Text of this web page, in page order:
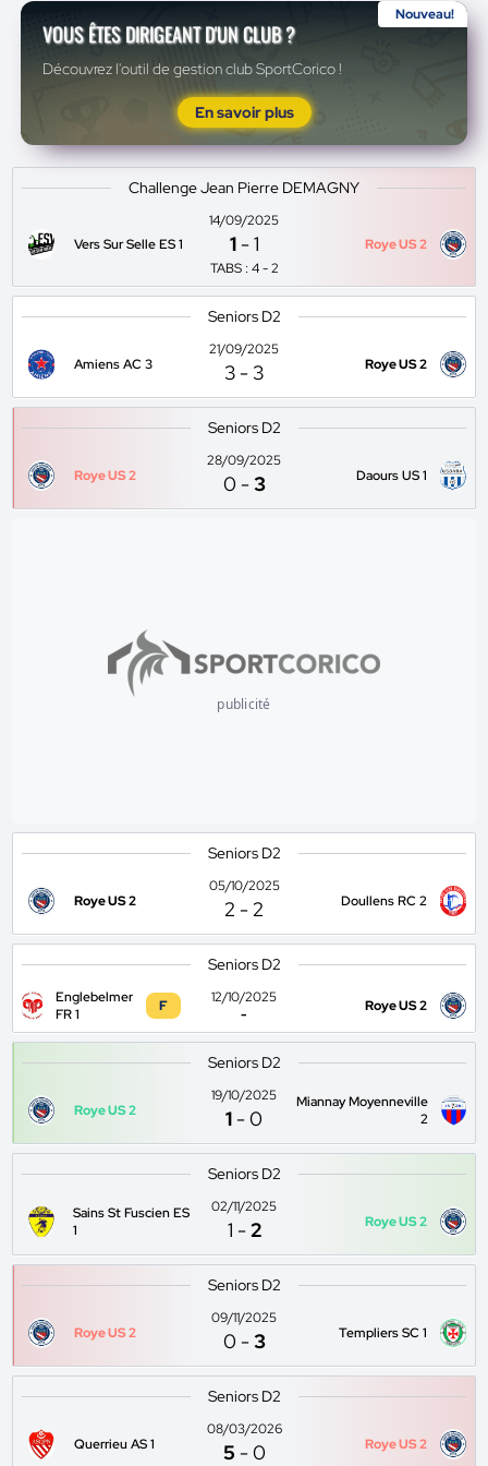
Nouveau!
VOUS ÊTES DIRIGEANT D'UN CLUB ?
Découvrez l'outil de gestion club SportCorico !
En savoir plus
Challenge Jean Pierre DEMAGNY
Vers Sur Selle ES 1
14/09/2025
1 -1
TABS : 4 - 2
Roye US 2
Seniors D2
Amiens AC 3
21/09/2025
3 - 3 Roye US 2
Seniors D2
Roye US 2
28/09/2025
0 -3 Daours US 1
publicité
Seniors D2
Roye US 2
05/10/2025
2 -2 Doullens RC 2
Seniors D2
Englebelmer
FR 1
F
12/10/2025
-
Roye US 2
Seniors D2
Roye US 2
19/10/2025
1 -0
Miannay Moyenneville
2
Seniors D2
Sains St Fuscien ES
1
02/11/2025
1 -2 Roye US 2
Seniors D2
Roye US 2
09/11/2025
0 -3 Templiers SC 1
Seniors D2
Querrieu AS 1
08/03/2026
5 -0 Roye US 2